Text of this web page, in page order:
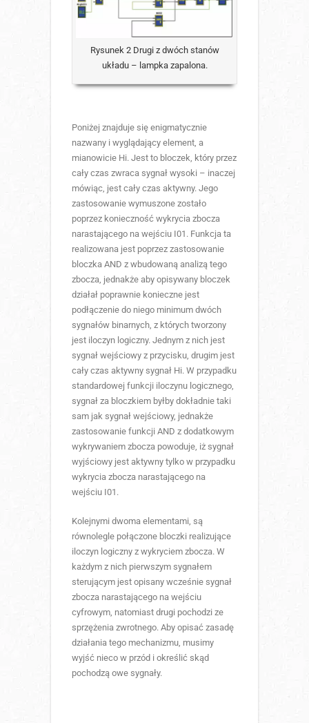
Rysunek 2 Drugi z dwóch stanów
układu – lampka zapalona.
Poniżej znajduje się enigmatycznie
nazwany i wyglądający element, a
mianowicie Hi. Jest to bloczek, który przez
cały czas zwraca sygnał wysoki – inaczej
mówiąc, jest cały czas aktywny. Jego
zastosowanie wymuszone zostało
poprzez konieczność wykrycia zbocza
narastającego na wejściu I01. Funkcja ta
realizowana jest poprzez zastosowanie
bloczka AND z wbudowaną analizą tego
zbocza, jednakże aby opisywany bloczek
działał poprawnie konieczne jest
podłączenie do niego minimum dwóch
sygnałów binarnych, z których tworzony
jest iloczyn logiczny. Jednym z nich jest
sygnał wejściowy z przycisku, drugim jest
cały czas aktywny sygnał Hi. W przypadku
standardowej funkcji iloczynu logicznego,
sygnał za bloczkiem byłby dokładnie taki
sam jak sygnał wejściowy, jednakże
zastosowanie funkcji AND z dodatkowym
wykrywaniem zbocza powoduje, iż sygnał
wyjściowy jest aktywny tylko w przypadku
wykrycia zbocza narastającego na
wejściu I01.
Kolejnymi dwoma elementami, są
równolegle połączone bloczki realizujące
iloczyn logiczny z wykryciem zbocza. W
każdym z nich pierwszym sygnałem
sterującym jest opisany wcześnie sygnał
zbocza narastającego na wejściu
cyfrowym, natomiast drugi pochodzi ze
sprzężenia zwrotnego. Aby opisać zasadę
działania tego mechanizmu, musimy
wyjść nieco w przód i określić skąd
pochodzą owe sygnały.